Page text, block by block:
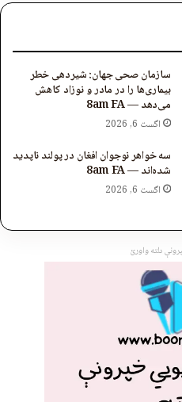
سازمان صحی جهان: شیردهی خطر
بیماری‌ها را در مادر و نوزاد کاهش
می‌دهد — 8am FA
اگست 6, 2026
سه خواهر نوجوان افغان در پولند ناپدید
شده‌اند — 8am FA
اگست 6, 2026
دلته واورئ